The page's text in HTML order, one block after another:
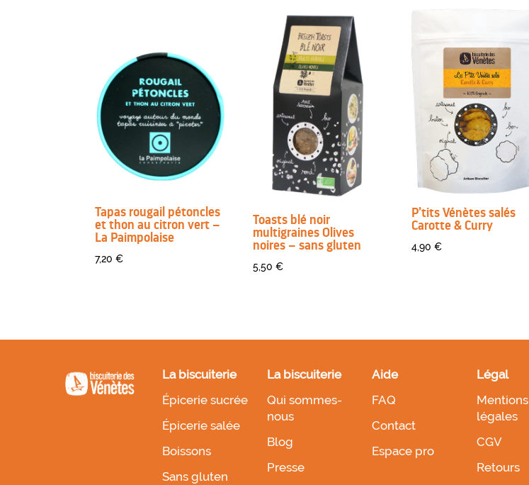
Tapas rougail pétoncles
et thon au citron vert –
La Paimpolaise
7,20€
Toasts blé noir
multigraines Olives
noires – sans gluten
5,50€
P’tits Vénètes salés
Carotte & Curry
4,90 €
La biscuiterie
Épicerie sucrée
Épicerie salée
Boissons
Sans gluten
La biscuiterie
Qui sommes-
nous
Blog
Presse
Aide
FAQ
Contact
Espace pro
Légal
Mentions
légales
CGV
Retours